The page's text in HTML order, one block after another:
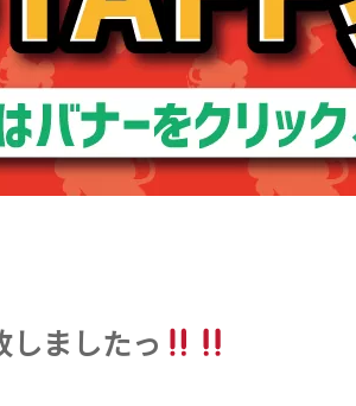
しましたっ